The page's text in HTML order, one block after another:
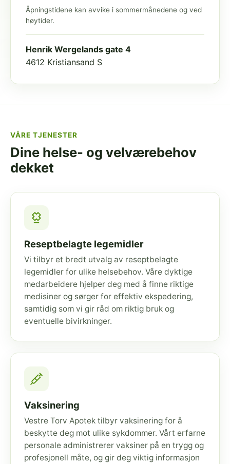
Åpningstidene kan avvike i sommermånedene og ved
høytider.
Henrik Wergelands gate 4
4612 Kristiansand S
VÅRE TJENESTER
Dine helse- og velværebehov
dekket
Reseptbelagte legemidler
Vi tilbyr et bredt utvalg av reseptbelagte
legemidler for ulike helsebehov. Våre dyktige
medarbeidere hjelper deg med å finne riktige
medisiner og sørger for effektiv ekspedering,
samtidig som vi gir råd om riktig bruk og
eventuelle bivirkninger.
Vaksinering
Vestre Torv Apotek tilbyr vaksinering for å
beskytte deg mot ulike sykdommer. Vårt erfarne
personale administrerer vaksiner på en trygg og
profesjonell måte, og gir deg viktig informasjon